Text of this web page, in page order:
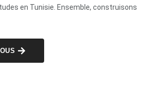
en Tunisie. Ensemble, construisons